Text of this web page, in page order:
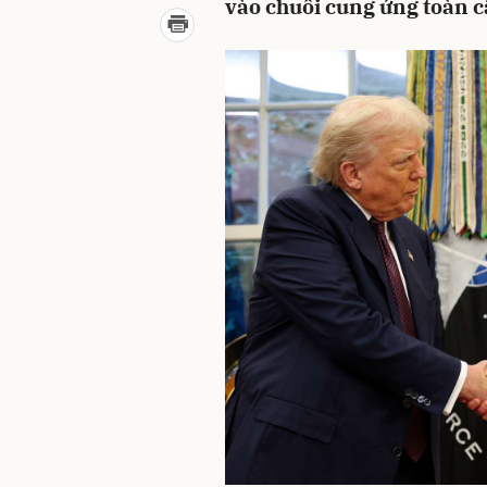
vào chuỗi cung ứng toàn